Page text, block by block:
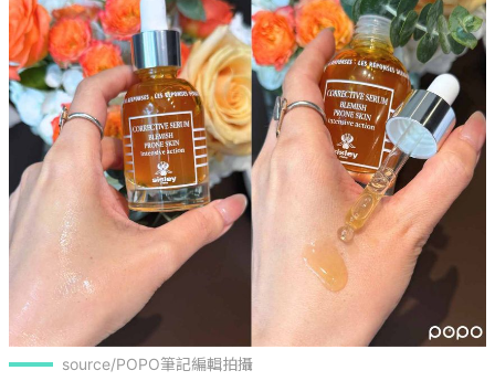
source/POPO筆記編輯拍攝